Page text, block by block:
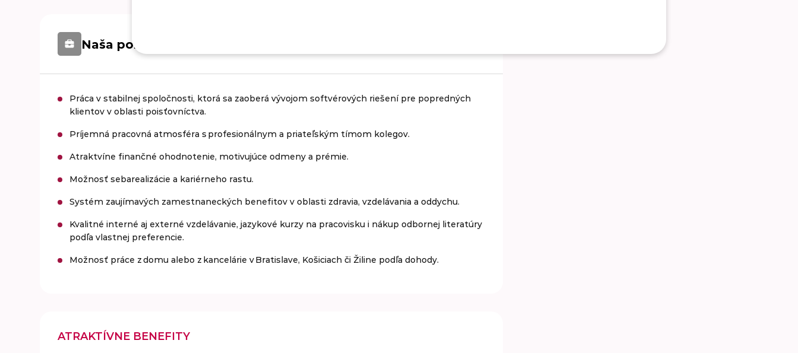
Naša ponuka pre IT Business analytik - migrácia softvéru
Práca v stabilnej spoločnosti, ktorá sa zaoberá vývojom softvérových riešení pre popredných
klientov v oblasti poisťovníctva.
Príjemná pracovná atmosféra s profesionálnym a priateľským tímom kolegov.
Atraktvíne finančné ohodnotenie, motivujúce odmeny a prémie.
Možnosť sebarealizácie a kariérneho rastu.
Systém zaujímavých zamestnaneckých benefitov v oblasti zdravia, vzdelávania a oddychu.
Kvalitné interné aj externé vzdelávanie, jazykové kurzy na pracovisku i nákup odbornej literatúry
podľa vlastnej preferencie.
Možnosť práce z domu alebo z kancelárie v Bratislave, Košiciach či Žiline podľa dohody.
ATRAKTÍVNE BENEFITY